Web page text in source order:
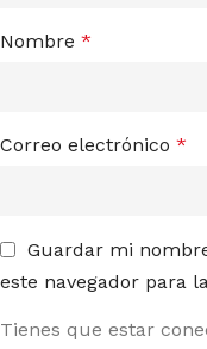
Nombre *
Correo electrónico *
Guardar mi
este navegador para
Tienes que estar